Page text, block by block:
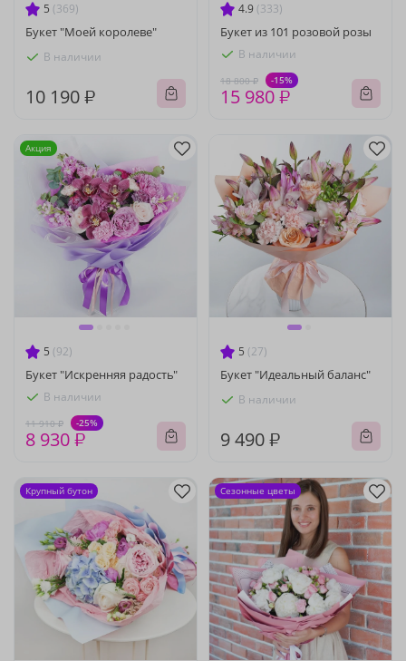
5 (369)
Букет "Моей королеве"
В наличии
10 190 ₽
4.9 (333)
Букет из 101 розовой розы
В наличии
18 800 ₽ -15%
15 980 ₽
5 (92)
Букет "Искренняя радость"
В наличии
11 910 ₽ -25%
8 930 ₽
Акция
5 (27)
Букет "Идеальный баланс"
В наличии
9 490 ₽
Крупный бутон Сезонные цветы